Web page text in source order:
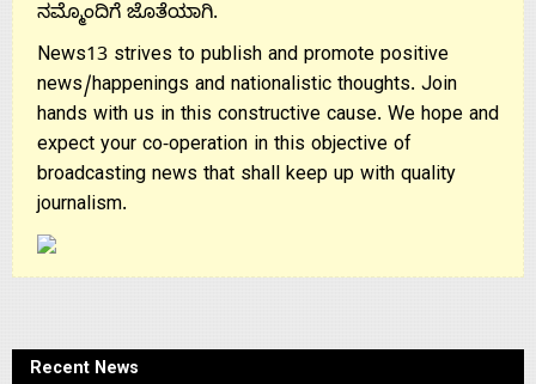
ನಮ್ಮೊಂದಿಗೆ ಜೊತೆಯಾಗಿ.
News13 strives to publish and promote positive
news/happenings and nationalistic thoughts. Join
hands with us in this constructive cause. We hope and
expect your co-operation in this objective of
broadcasting news that shall keep up with quality
journalism.
Recent News